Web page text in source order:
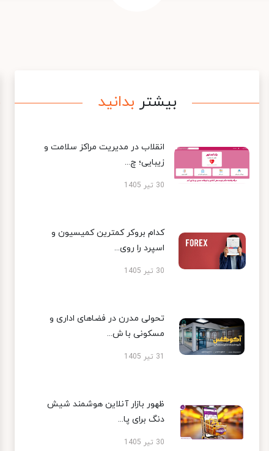
بیشتر بدانید
انقلاب در مدیریت مراکز سلامت و
زیبایی؛ چ...
30 تیر 1405
کدام بروکر کمترین کمیسیون و
اسپرد را روی...
30 تیر 1405
تحولی مدرن در فضاهای اداری و
مسکونی با ش...
31 تیر 1405
ظهور بازار آنلاین هوشمند شیش
دنگ برای پا...
30 تیر 1405